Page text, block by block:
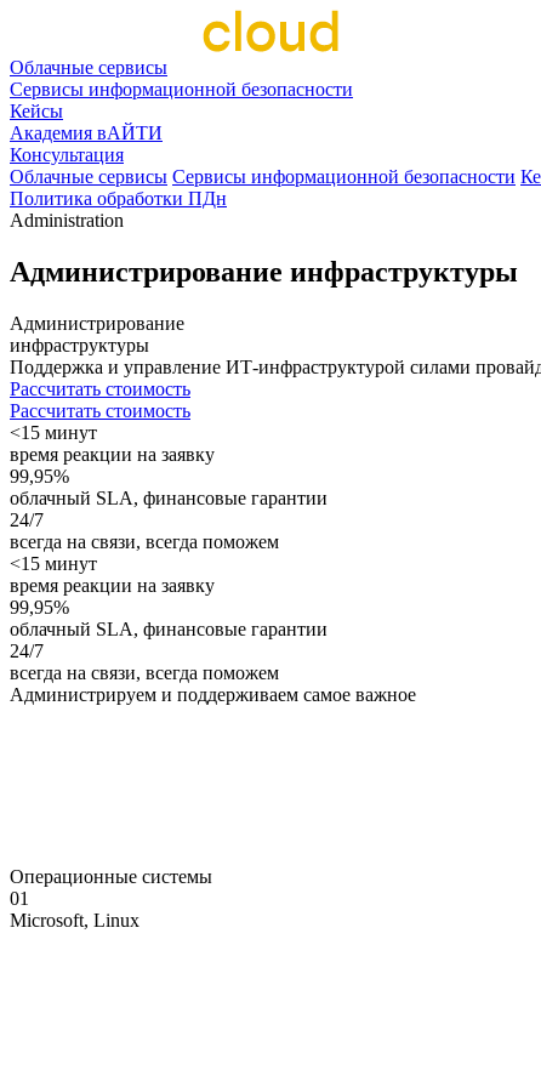
Облачные сервисы
Сервисы информационной безопасности
Кейсы
Академия вАЙТИ
Консультация
Облачные сервисы Сервисы информационной безопасности
Политика обработки ПДн
Administration
Администрирование инфраструктуры
Администрирование
инфраструктуры
Поддержка и управление ИТ-инфраструктурой силами
Рассчитать стоимость
Рассчитать стоимость
<15 минут
время реакции на заявку
99,95%
облачный SLA, финансовые гарантии
24/7
всегда на связи, всегда поможем
<15 минут
время реакции на заявку
99,95%
облачный SLA, финансовые гарантии
24/7
всегда на связи, всегда поможем
Администрируем и поддерживаем самое важное
Операционные системы
01
Microsoft, Linux